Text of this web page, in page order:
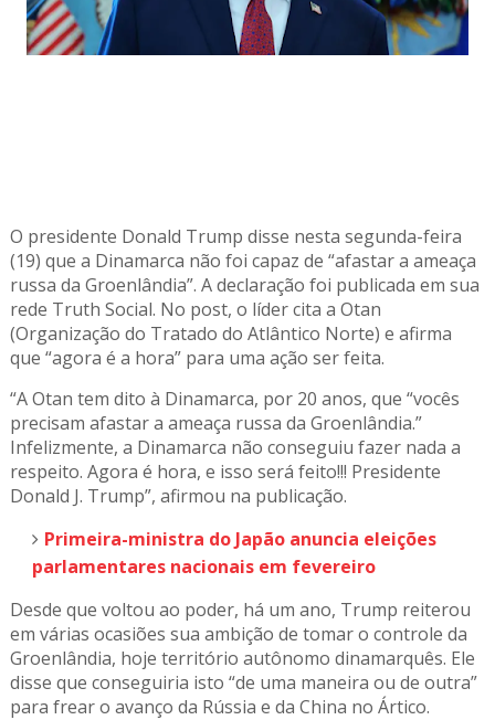
O presidente Donald Trump disse nesta segunda-feira
(19) que a Dinamarca não foi capaz de “afastar a ameaça
russa da Groenlândia”. A declaração foi publicada em sua
rede Truth Social. No post, o líder cita a Otan
(Organização do Tratado do Atlântico Norte) e afirma
que “agora é a hora” para uma ação ser feita.
“A Otan tem dito à Dinamarca, por 20 anos, que “vocês
precisam afastar a ameaça russa da Groenlândia.”
Infelizmente, a Dinamarca não conseguiu fazer nada a
respeito. Agora é hora, e isso será feito!!! Presidente
Donald J. Trump”, afirmou na publicação.
Primeira-ministra do Japão anuncia eleições
parlamentares nacionais em fevereiro
Desde que voltou ao poder, há um ano, Trump reiterou
em várias ocasiões sua ambição de tomar o controle da
Groenlândia, hoje território autônomo dinamarquês. Ele
disse que conseguiria isto “de uma maneira ou de outra”
para frear o avanço da Rússia e da China no Ártico.